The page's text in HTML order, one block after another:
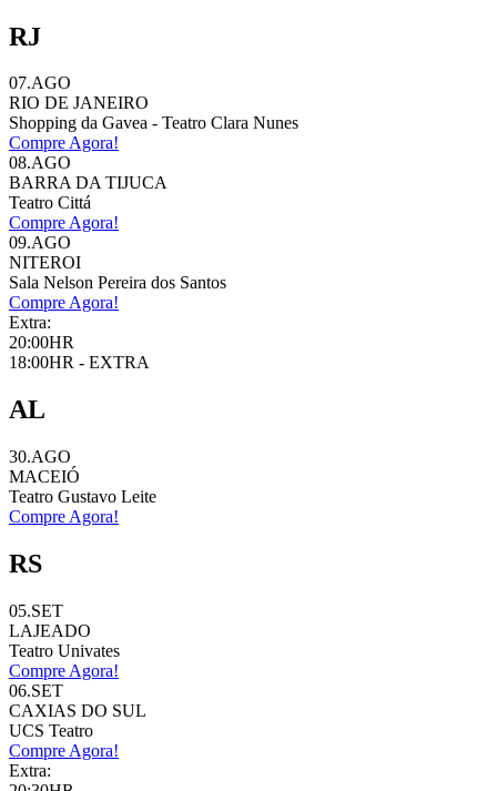
RJ
07.AGO
RIO DE JANEIRO
Shopping da Gavea - Teatro Clara Nunes
Compre Agora!
08.AGO
BARRA DA TIJUCA
Teatro Cittá
Compre Agora!
09.AGO
NITEROI
Sala Nelson Pereira dos Santos
Compre Agora!
Extra:
20:00HR
18:00HR - EXTRA
AL
30.AGO
MACEIÓ
Teatro Gustavo Leite
Compre Agora!
RS
05.SET
LAJEADO
Teatro Univates
Compre Agora!
06.SET
CAXIAS DO SUL
UCS Teatro
Compre Agora!
Extra: